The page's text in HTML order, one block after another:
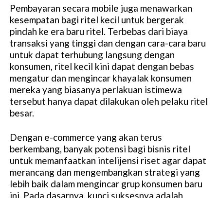
Pembayaran secara mobile juga menawarkan
kesempatan bagi ritel kecil untuk bergerak
pindah ke era baru ritel. Terbebas dari biaya
transaksi yang tinggi dan dengan cara-cara baru
untuk dapat terhubung langsung dengan
konsumen, ritel kecil kini dapat dengan bebas
mengatur dan mengincar khayalak konsumen
mereka yang biasanya perlakuan istimewa
tersebut hanya dapat dilakukan oleh pelaku ritel
besar.
Dengan e-commerce yang akan terus
berkembang, banyak potensi bagi bisnis ritel
untuk memanfaatkan intelijensi riset agar dapat
merancang dan mengembangkan strategi yang
lebih baik dalam mengincar grup konsumen baru
ini. Pada dasarnya, kunci suksesnya adalah